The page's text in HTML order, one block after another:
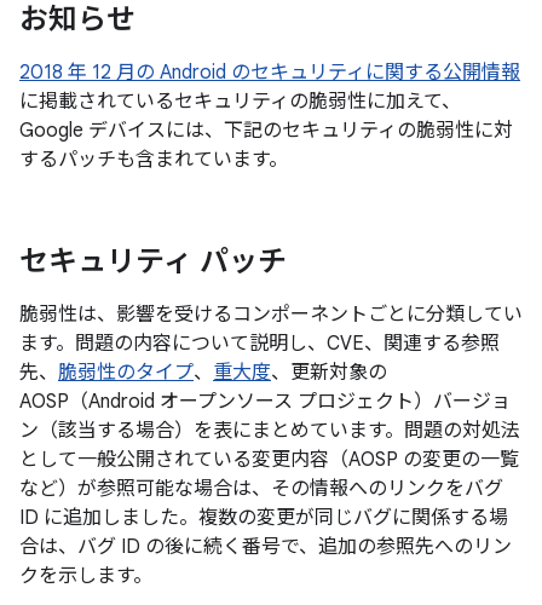
お知らせ
2018 年 12 月の Android のセキュリティに関する公開情報
に掲載されているセキュリティの脆弱性に加えて、
Google デバイスには、下記のセキュリティの脆弱性に対
するパッチも含まれています。
セキュリティ パッチ
脆弱性は、影響を受けるコンポーネントごとに分類してい
ます。問題の内容について説明し、CVE、関連する参照
先、 脆弱性のタイプ、 重大度、更新対象の
AOSP（Android オープンソース プロジェクト）バージョ
ン（該当する場合）を表にまとめています。問題の対処法
として一般公開されている変更内容（AOSP の変更の一覧
など）が参照可能な場合は、その情報へのリンクをバグ
ID に追加しました。複数の変更が同じバグに関係する場
合は、バグ ID の後に続く番号で、追加の参照先へのリン
クを示します。